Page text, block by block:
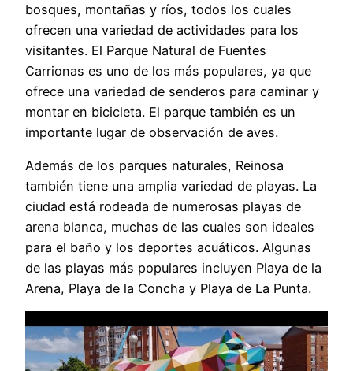
bosques, montañas y ríos, todos los cuales
ofrecen una variedad de actividades para los
visitantes. El Parque Natural de Fuentes
Carrionas es uno de los más populares, ya que
ofrece una variedad de senderos para caminar y
montar en bicicleta. El parque también es un
importante lugar de observación de aves.
Además de los parques naturales, Reinosa
también tiene una amplia variedad de playas. La
ciudad está rodeada de numerosas playas de
arena blanca, muchas de las cuales son ideales
para el baño y los deportes acuáticos. Algunas
de las playas más populares incluyen Playa de la
Arena, Playa de la Concha y Playa de La Punta.